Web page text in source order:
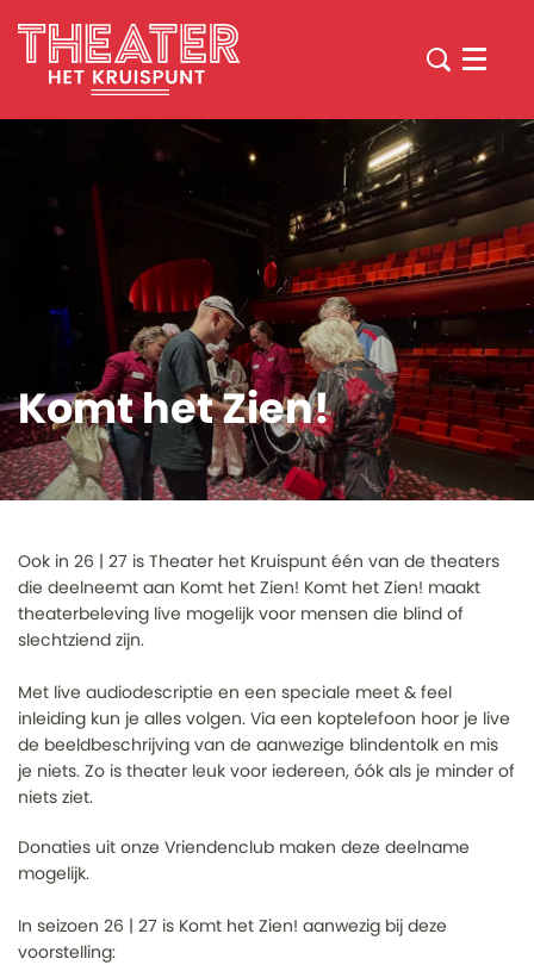
Menu
Komt het Zien!
Ook in 26 | 27 is Theater het Kruispunt één van de theaters
die deelneemt aan Komt het Zien! Komt het Zien! maakt
theaterbeleving live mogelijk voor mensen die blind of
slechtziend zijn.
Met live audiodescriptie en een speciale meet & feel
inleiding kun je alles volgen. Via een koptelefoon hoor je live
de beeldbeschrijving van de aanwezige blindentolk en mis
je niets. Zo is theater leuk voor iedereen, óók als je minder of
niets ziet.
Donaties uit onze Vriendenclub maken deze deelname
mogelijk.
In seizoen 26 | 27 is Komt het Zien! aanwezig bij deze
voorstelling: